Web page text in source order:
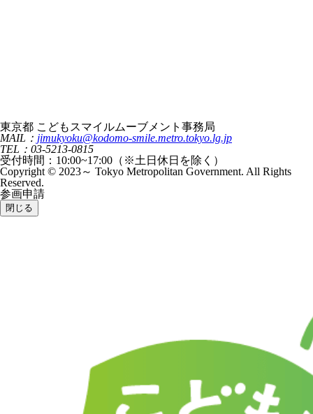
東京都 こどもスマイルムーブメント事務局
MAIL： jimukyoku@kodomo-smile.metro.tokyo.lg.jp
TEL：03-5213-0815
受付時間：10:00~17:00（※土日休日を除く）
Copyright © 2023～ Tokyo Metropolitan Government. All Rights
Reserved.
参画申請
閉じる